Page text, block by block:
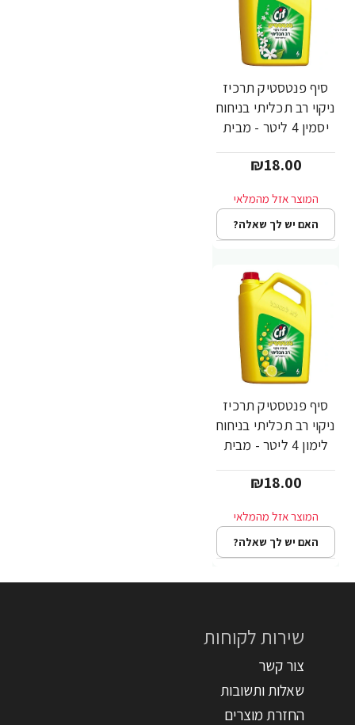
סיף פנטסטיק תרכיז
ניקוי רב תכליתי בניחוח
יסמין 4 ליטר - מבית
₪18.00
האם יש לך שאלה?
סיף פנטסטיק תרכיז
ניקוי רב תכליתי בניחוח
לימון 4 ליטר - מבית
₪18.00
האם יש לך שאלה?
שירות לקוחות
צור קשר
שאלות ותשובות
החזרת מוצרים